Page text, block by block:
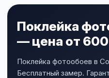
Поклейка
— цена от
Поклейка фотообоев в
Бесплатный замер.